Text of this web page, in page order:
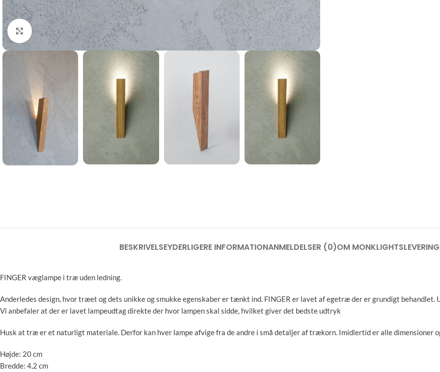
Klik for at forstørre
BESKRIVELSEYDERLIGERE INFORMATIONANMELDELSER (0)OM MONKLIGHTSLEVERING
FINGER væglampe i træ uden ledning.
Anderledes design, hvor træet og dets unikke og smukke egenskaber er tænkt ind. FINGER er lavet af egetræ der er grundigt
Vi anbefaler at der er lavet lampeudtag direkte der hvor lampen skal sidde, hvilket giver det bedste udtryk
Husk at træ er et naturligt materiale. Derfor kan hver lampe afvige fra de andre i små detaljer af trækorn. Imidlertid er alle dimensioner
Højde: 20 cm
Bredde: 4,2 cm